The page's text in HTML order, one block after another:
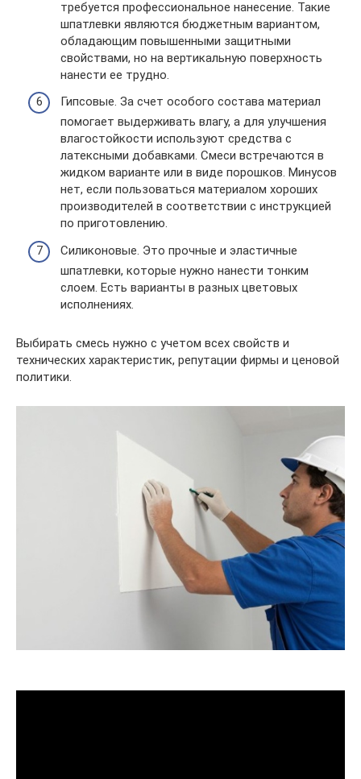
требуется профессиональное нанесение. Такие
шпатлевки являются бюджетным вариантом,
обладающим повышенными защитными
свойствами, но на вертикальную поверхность
нанести ее трудно.
Гипсовые. За счет особого состава материал
помогает выдерживать влагу, а для улучшения
влагостойкости используют средства с
латексными добавками. Смеси встречаются в
жидком варианте или в виде порошков. Минусов
нет, если пользоваться материалом хороших
производителей в соответствии с инструкцией
по приготовлению.
Силиконовые. Это прочные и эластичные
шпатлевки, которые нужно нанести тонким
слоем. Есть варианты в разных цветовых
исполнениях.
Выбирать смесь нужно с учетом всех свойств и
технических характеристик, репутации фирмы и ценовой
политики.